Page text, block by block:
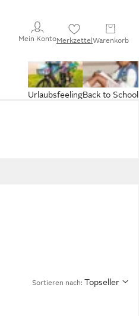
Mein KontoMerkzettelWarenkorb
Back to School
Urlaubsfeeling
Sortieren nach: Topseller